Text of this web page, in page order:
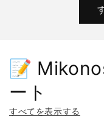
📝
ート
すべてを表示する